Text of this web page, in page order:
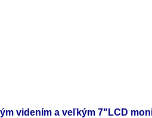
videním a veľkým 7"LCD